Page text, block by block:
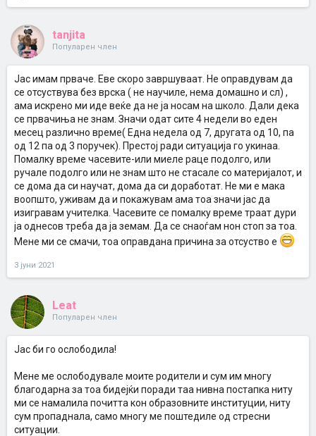
tanjita
Популарен член
Јас имам прваче. Еве скоро завршуваат. Не оправдувам да
се отсуствува без врска ( не научиле, нема домашно и сл) ,
ама искрено ми иде веќе да не ја носам на школо. Дали дека
се првачиња не знам. Значи одат сите 4 недели во еден
месец различно време( Една недела од 7, другата од 10, па
од 12 па од 3 поручек). Престој ради ситуација го укинаа.
Помалку време часевите-или миеле раце подолго, или
ручале подолго или не знам што не стасале со материјалот, и
се дома да си научат, дома да си доработат. Не ми е мака
воопшто, уживам да и покажувам ама тоа значи јас да
изигравам учителка. Часевите се помалку време траат дури
ја однесов треба да ја земам. Да се снаоѓам нон стоп за тоа.
Мене ми се смачи, тоа оправдана причина за отсуство е
3 јуни 2021
Leat
Популарен член
Јас би го ослободила!
Мене ме ослободувале моите родители и сум им многу
благодарна за тоа бидејќи поради таа нивна постапка ниту
ми се намалила почитта кон образовните институции, ниту
сум пропаднала, само многу ме поштедиле од стресни
ситуации.